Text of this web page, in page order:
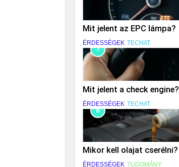
Mit jelent az EPC lámpa?
ÉRDESSÉGEK TECH/IT
7
Mit jelent a check engine?
ÉRDESSÉGEK TECH/IT
8
Mikor kell olajat cserélni?
ÉRDESSÉGEK TUDOMÁNY